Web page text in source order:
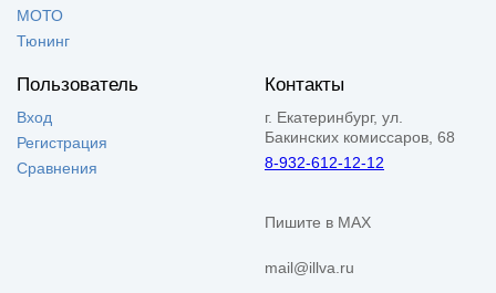
МОТО
Тюнинг
Пользователь
Вход
Регистрация
Сравнения
Контакты
г. Екатеринбург, ул.
Бакинских комиссаров, 68
8-932-612-12-12
Пишите в MAX
mail@illva.ru